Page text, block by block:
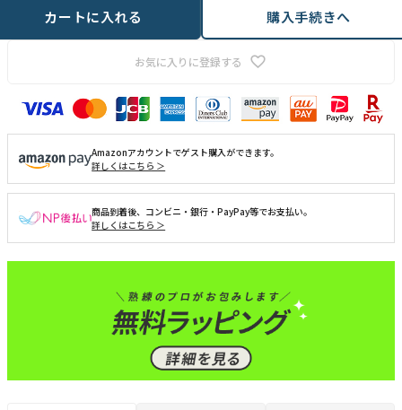
お気に入りに登録する
カートに入れる 購入手続きへ
Amazonアカウントでゲスト購入ができます。
詳しくはこちら ＞
商品到着後、コンビニ・銀行・PayPay等でお支払い。
詳しくはこちら ＞